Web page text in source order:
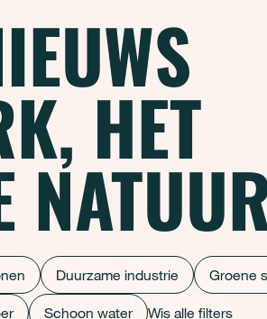
HET
Duurzame industrie Groene
Schoon water Wis alle filters